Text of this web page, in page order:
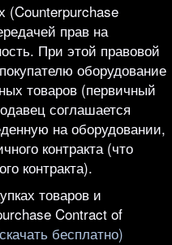
(Counterpurchase
прав на
При этой правовой
оборудование
товаров (первичный
соглашается
на оборудовании,
контракта (что
контракта).
товаров и
Contract of
бесплатно)